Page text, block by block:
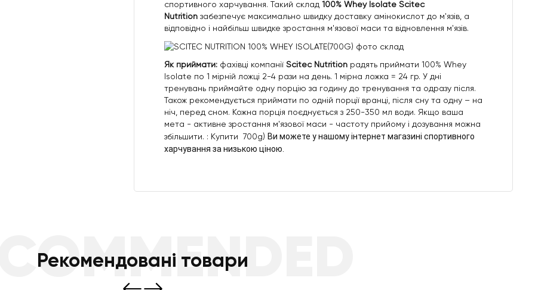
спортивного харчування. Такий склад 100% Whey Isolate Scitec
Nutrition забезпечує максимально швидку доставку амінокислот до м'язів, а
відповідно і найбільш швидке зростання м'язової маси та відновлення м'язів.
Як приймати: фахівці компанії Scitec Nutrition радять приймати 100% Whey
Isolate по 1 мірній ложці 2-4 рази на день. 1 мірна ложка = 24 гр. У дні
тренувань приймайте одну порцію за годину до тренування та одразу після.
Також рекомендується приймати по одній порції вранці, після сну та одну – на
ніч, перед сном. Кожна порція поєднується з 250-350 мл води. Якщо ваша
мета - активне зростання м'язової маси - частоту прийому і дозування можна
збільшити. : Купити 700g) Ви можете у нашому інтернет магазині спортивного
харчування за низькою ціною.
Рекомендовані товари